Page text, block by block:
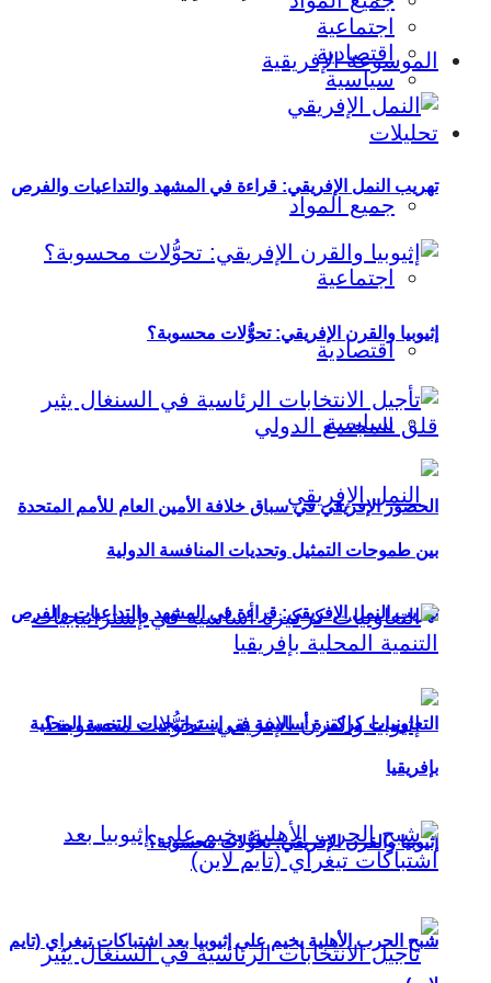
الموسوعة الإفريقية
تحليلات
جميع المواد
اجتماعية
اقتصادية
سياسية
تهريب النمل الإفريقي: قراءة في المشهد والتداعيات والفرص
إثيوبيا والقرن الإفريقي: تحوُّلات محسوبة؟
اجتماعية
اقتصادية
سياسية
تهريب النمل الإفريقي: قراءة في المشهد والتداعيات والفرص
إثيوبيا والقرن الإفريقي: تحوُّلات محسوبة؟
الحضور الإفريقي في سباق خلافة الأمين العام للأمم المتحدة
بين طموحات التمثيل وتحديات المنافسة الدولية
التعاونيات كركيزة أساسية في إستراتيجيات التنمية المحلية
بإفريقيا
شبح الحرب الأهلية يخيم على إثيوبيا بعد اشتباكات تيغراي (تايم